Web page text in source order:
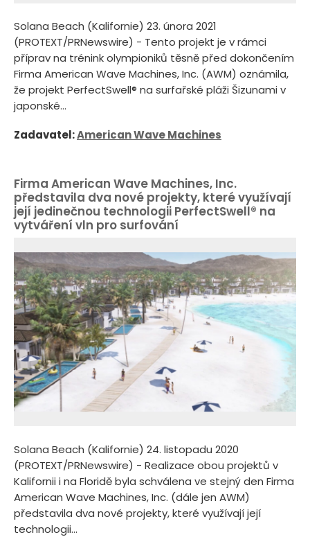
Solana Beach (Kalifornie) 23. února 2021
(PROTEXT/PRNewswire) - Tento projekt je v rámci
příprav na trénink olympioniků těsně před dokončením
Firma American Wave Machines, Inc. (AWM) oznámila,
že projekt PerfectSwell® na surfařské pláži Šizunami v
japonské...
Zadavatel:American Wave Machines
Firma American Wave Machines, Inc.
představila dva nové projekty, které využívají
její jedinečnou technologii PerfectSwell® na
vytváření vln pro surfování
Solana Beach (Kalifornie) 24. listopadu 2020
(PROTEXT/PRNewswire) - Realizace obou projektů v
Kalifornii i na Floridě byla schválena ve stejný den Firma
American Wave Machines, Inc. (dále jen AWM)
představila dva nové projekty, které využívají její
technologii...